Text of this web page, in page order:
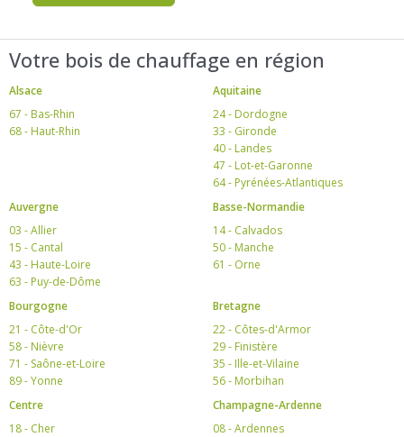
Votre bois de chauffage en région
Alsace
67 - Bas-Rhin
68 - Haut-Rhin
Aquitaine
24 - Dordogne
33 - Gironde
40 - Landes
47 - Lot-et-Garonne
64 - Pyrénées-Atlantiques
Auvergne
03 - Allier
15 - Cantal
43 - Haute-Loire
63 - Puy-de-Dôme
Basse-Normandie
14 - Calvados
50 - Manche
61 - Orne
Bourgogne
21 - Côte-d'Or
58 - Nièvre
71 - Saône-et-Loire
89 - Yonne
Bretagne
22 - Côtes-d'Armor
29 - Finistère
35 - Ille-et-Vilaine
56 - Morbihan
Centre
18 - Cher
Champagne-Ardenne
08 - Ardennes